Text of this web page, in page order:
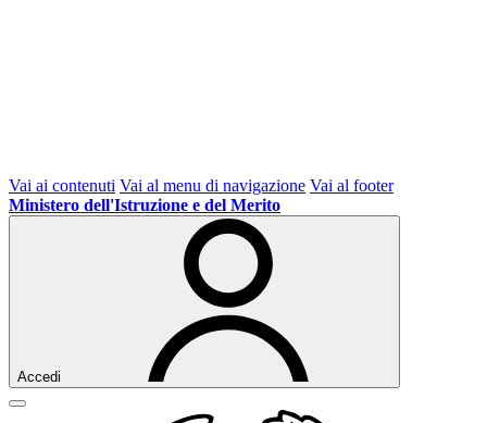
Vai ai contenuti Vai al menu di navigazione Vai al footer
Ministero dell'Istruzione e del Merito
Accedi